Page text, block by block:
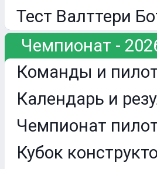
Тест Валттери
Чемпионат -
Команды и
Календарь и
Чемпионат
Кубок